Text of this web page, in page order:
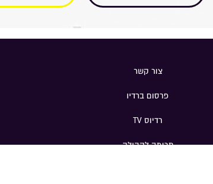
צור קשר
פרסום ברדיו
רדיוס TV
תרומה לקהילה